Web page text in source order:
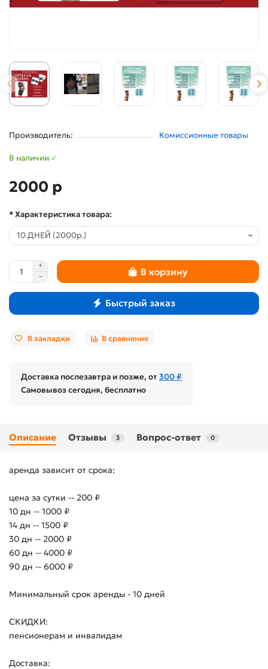
Производитель: Комиссионные товары
В наличии ✓
2000 р
* Характеристика товара:
В корзину
Быстрый заказ
В закладки В сравнение
Доставка послезавтра и позже, от300 ₽
Самовывоз сегодня, бесплатно
Описание Отзывы 3 Вопрос-ответ 0
аренда зависит от срока:
цена за сутки -- 200 ₽
10 дн -- 1000 ₽
14 дн -- 1500 ₽
30 дн -- 2000 ₽
60 дн -- 4000 ₽
90 дн -- 6000 ₽
Минимальный срок аренды - 10 дней
СКИДКИ:
пенсионерам и инвалидам
Доставка: